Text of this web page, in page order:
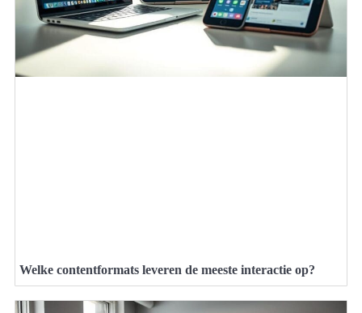
Welke contentformats leveren de meeste interactie op?